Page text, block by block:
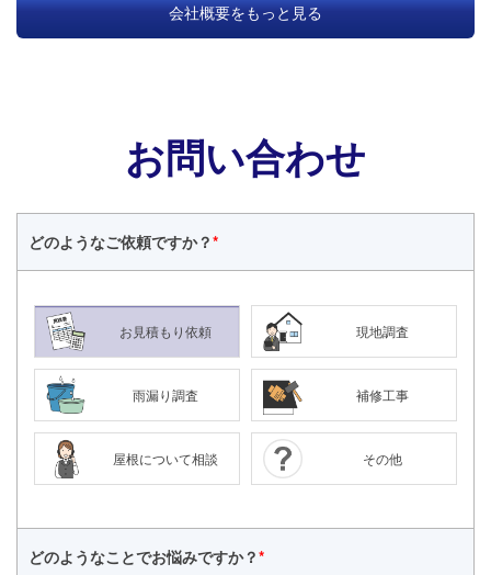
会社概要をもっと見る
お問い合わせ
どのようなご依頼ですか？*
お見積もり依頼 現地調査
雨漏り調査 補修工事
屋根について相談 その他
どのようなことでお悩みですか？*